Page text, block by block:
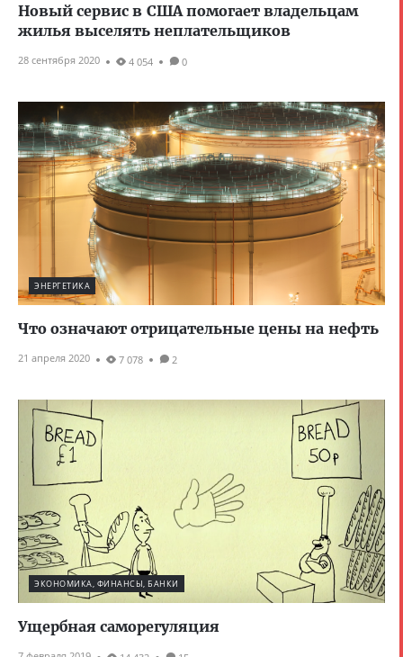
Новый сервис в США помогает владельцам
жилья выселять неплательщиков
28 сентября 2020 4 054 0
ЭНЕРГЕТИКА
Что означают отрицательные цены на нефть
21 апреля 2020 7 078 2
ЭКОНОМИКА, ФИНАНСЫ, БАНКИ
Ущербная саморегуляция